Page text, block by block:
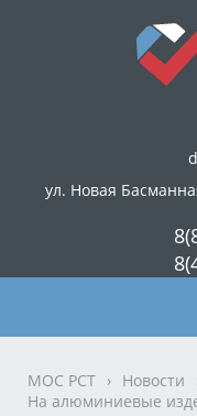
ул. Новая
МОС РСТ › Новости
На алюминиевые